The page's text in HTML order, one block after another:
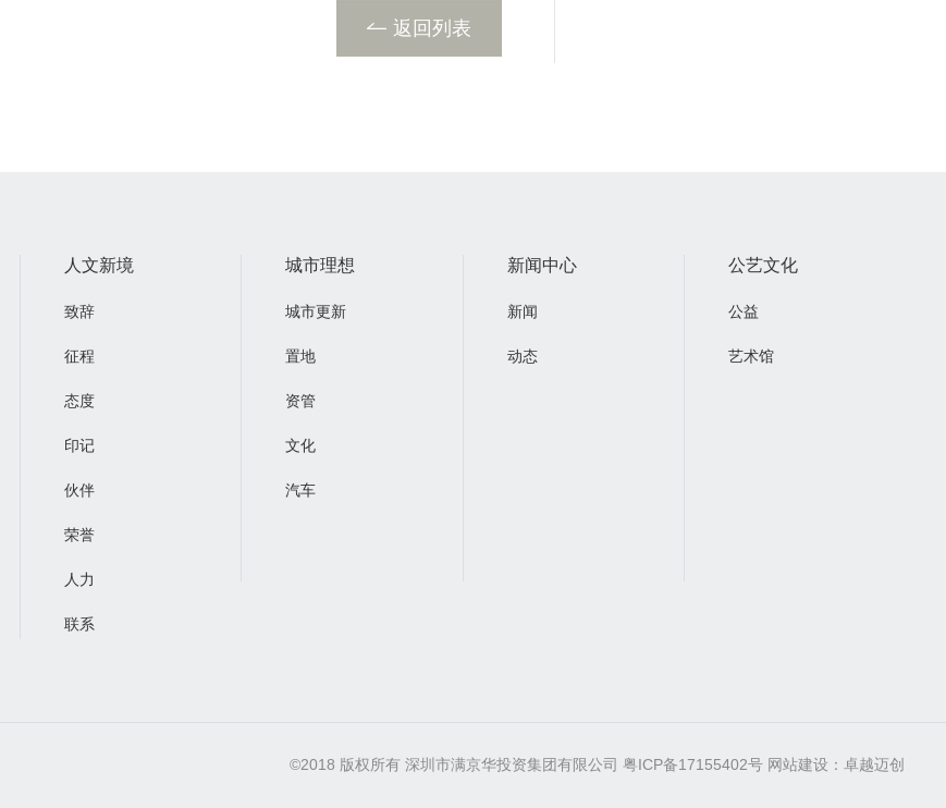
返回列表
人文新境
致辞
征程
态度
印记
伙伴
荣誉
人力
联系
城市理想
城市更新
置地
资管
文化
汽车
新闻中心
新闻
动态
公艺文化
公益
艺术馆
©2018 版权所有 深圳市满京华投资集团有限公司粤ICP备17155402号 网站建设 ：卓越迈创